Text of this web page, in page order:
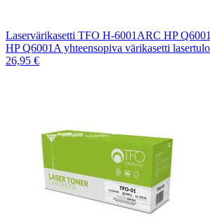
Laservärikasetti TFO H-6001ARC HP
HP Q6001A yhteensopiva värikasetti
26,95 €